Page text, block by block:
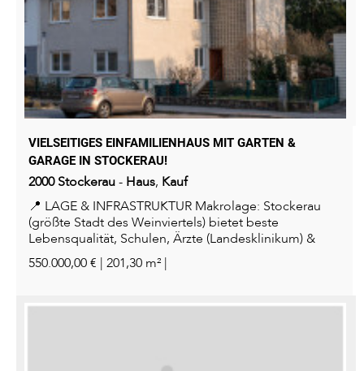
VIELSEITIGES EINFAMILIENHAUS MIT GARTEN &
GARAGE IN STOCKERAU!
2000 Stockerau- Haus, Kauf
📍 LAGE & INFRASTRUKTUR Makrolage: Stockerau
(größte Stadt des Weinviertels) bietet beste
Lebensqualität, Schulen, Ärzte (Landesklinikum) &
Nahversorgung. Über...
550.000,00 € | 201,30 m² |